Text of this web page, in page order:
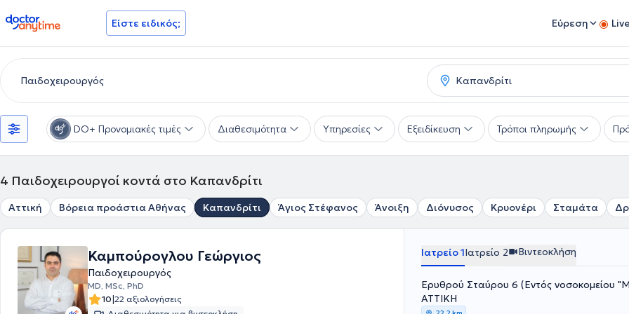
doctoranytime Είστε ειδικός; Εύρεση
DO+ Προνομιακές τιμές Διαθεσιμότητα Υπηρεσίες Εξειδίκευση Τρόποι πληρωμής
4 Παιδοχειρουργοί κοντά στο Καπανδρίτι
Αττική Βόρεια προάστια Αθήνας Καπανδρίτι Άγιος Στέφανος Άνοιξη Διόνυσος Κρυονέρι Σταμάτα
Καμπούρογλου Γεώργιος
Παιδοχειρουργός
MD, MSc, PhD
10|22 αξιολογήσεις
Ιατρείο 1Ιατρείο 2 Βιντεοκλήση
Ερυθρού Σταύρου 6 (Εντός νοσοκομείου
ΑΤΤΙΚΗ